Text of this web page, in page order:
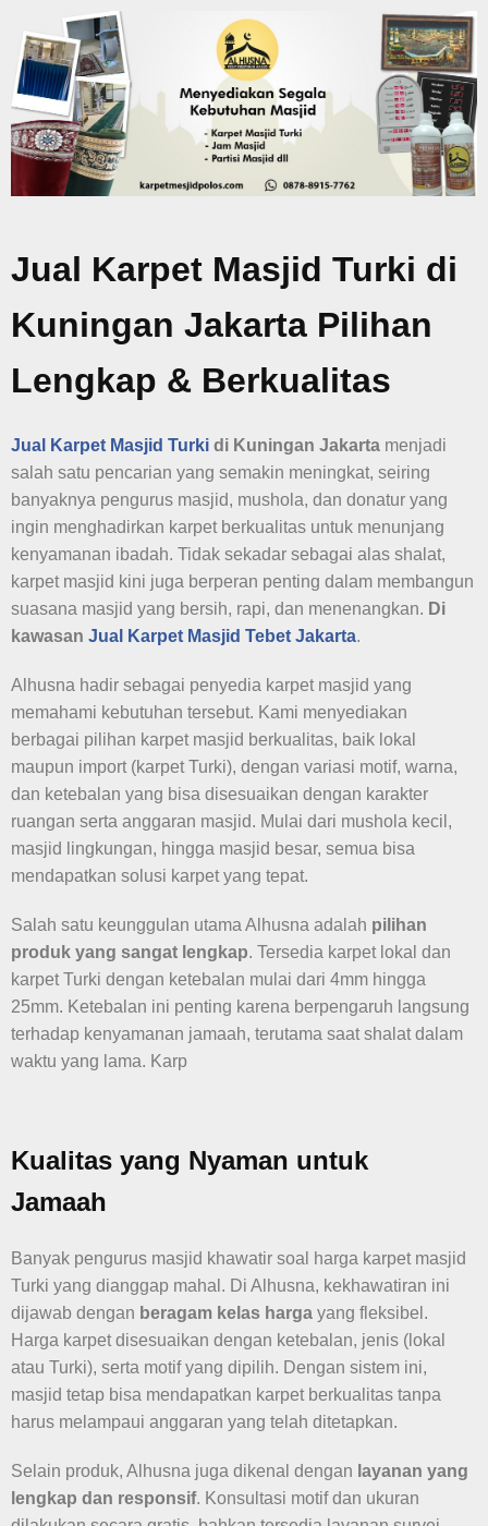
Jual Karpet Masjid Turki di
Kuningan Jakarta Pilihan
Lengkap & Berkualitas
Jual Karpet Masjid Turki di Kuningan Jakarta menjadi
salah satu pencarian yang semakin meningkat, seiring
banyaknya pengurus masjid, mushola, dan donatur yang
ingin menghadirkan karpet berkualitas untuk menunjang
kenyamanan ibadah. Tidak sekadar sebagai alas shalat,
karpet masjid kini juga berperan penting dalam membangun
suasana masjid yang bersih, rapi, dan menenangkan. Di
kawasan Jual Karpet Masjid Tebet Jakarta.
Alhusna hadir sebagai penyedia karpet masjid yang
memahami kebutuhan tersebut. Kami menyediakan
berbagai pilihan karpet masjid berkualitas, baik lokal
maupun import (karpet Turki), dengan variasi motif, warna,
dan ketebalan yang bisa disesuaikan dengan karakter
ruangan serta anggaran masjid. Mulai dari mushola kecil,
masjid lingkungan, hingga masjid besar, semua bisa
mendapatkan solusi karpet yang tepat.
Salah satu keunggulan utama Alhusna adalah pilihan
produk yang sangat lengkap. Tersedia karpet lokal dan
karpet Turki dengan ketebalan mulai dari 4mm hingga
25mm. Ketebalan ini penting karena berpengaruh langsung
terhadap kenyamanan jamaah, terutama saat shalat dalam
waktu yang lama. Karp
Kualitas yang Nyaman untuk
Jamaah
Banyak pengurus masjid khawatir soal harga karpet masjid
Turki yang dianggap mahal. Di Alhusna, kekhawatiran ini
dijawab dengan beragam kelas harga yang fleksibel.
Harga karpet disesuaikan dengan ketebalan, jenis (lokal
atau Turki), serta motif yang dipilih. Dengan sistem ini,
masjid tetap bisa mendapatkan karpet berkualitas tanpa
harus melampaui anggaran yang telah ditetapkan.
Selain produk, Alhusna juga dikenal dengan layanan yang
lengkap dan responsif. Konsultasi motif dan ukuran